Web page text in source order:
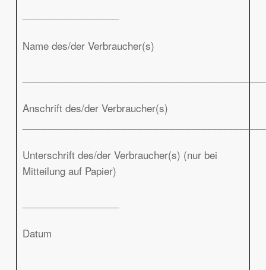
Name des/der Verbraucher(s)
Anschrift des/der Verbraucher(s)
Unterschrift des/der Verbraucher(s) (nur bei
Mitteilung auf Papier)
Datum